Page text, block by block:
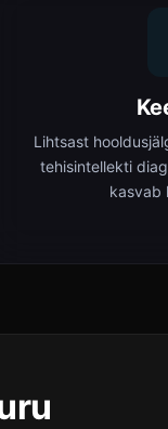
Lihtsast
tehisintellekti
kasvab